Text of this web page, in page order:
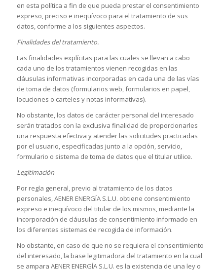
en esta política a fin de que pueda prestar el consentimiento
expreso, preciso e inequívoco para el tratamiento de sus
datos, conforme a los siguientes aspectos.
Finalidades del tratamiento.
Las finalidades explícitas para las cuales se llevan a cabo
cada uno de los tratamientos vienen recogidas en las
cláusulas informativas incorporadas en cada una de las vías
de toma de datos (formularios web, formularios en papel,
locuciones o carteles y notas informativas).
No obstante, los datos de carácter personal del interesado
serán tratados con la exclusiva finalidad de proporcionarles
una respuesta efectiva y atender las solicitudes practicadas
por el usuario, especificadas junto a la opción, servicio,
formulario o sistema de toma de datos que el titular utilice.
Legitimación
Por regla general, previo al tratamiento de los datos
personales, AENER ENERGÍA S.L.U. obtiene consentimiento
expreso e inequívoco del titular de los mismos, mediante la
incorporación de cláusulas de consentimiento informado en
los diferentes sistemas de recogida de información.
No obstante, en caso de que no se requiera el consentimiento
del interesado, la base legitimadora del tratamiento en la cual
se ampara AENER ENERGÍA S.L.U. es la existencia de una ley o